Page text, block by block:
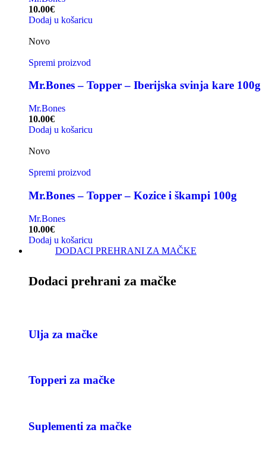
10.00€
Dodaj u košaricu
Novo
Spremi proizvod
Mr.Bones – Topper – Iberijska svinja kare 100g
Mr.Bones
10.00€
Dodaj u košaricu
Novo
Spremi proizvod
Mr.Bones – Topper – Kozice i škampi 100g
Mr.Bones
10.00€
Dodaj u košaricu
DODACI PREHRANI ZA MAČKE
Dodaci prehrani za mačke
Ulja za mačke
Topperi za mačke
Suplementi za mačke